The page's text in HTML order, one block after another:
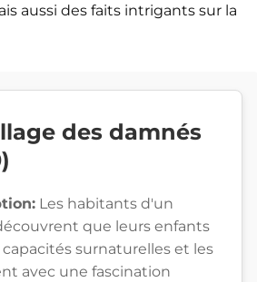
aussi des faits intrigants sur la
des damnés
Les habitants d'un
que leurs enfants
surnaturelles et les
avec une fascination